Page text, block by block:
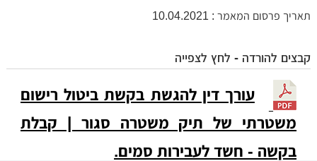
תאריך פרסום המאמר : 10.04.2021
קבצים להורדה - לחץ לצפייה
עורך דין להגשת בקשת ביטול רישום
משטרתי של תיק משטרה סגור | קבלת
בקשה - חשד לעבירות סמים.